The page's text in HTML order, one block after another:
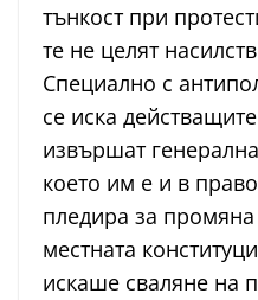
тънкост при
те не целят
Специално с
се иска
извършат
което им е и в
пледира за промяна
местната
искаше сваляне на